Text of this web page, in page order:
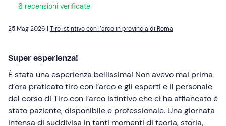
6 recensioni verificate
25 Mag 2026 | Tiro istintivo con l’arco in provincia di Roma
Super esperienza!
È stata una esperienza bellissima! Non avevo mai prima
d’ora praticato tiro con l’arco e gli esperti e il personale
del corso di Tiro con l’arco istintivo che ci ha affiancato è
stato paziente, disponibile e professionale. Una giornata
intensa di suddivisa in tanti momenti di teoria, storia,